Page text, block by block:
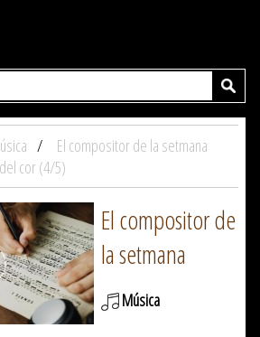
El compositor de la setmana
cor (4/5)
El compositor de
la setmana
Música